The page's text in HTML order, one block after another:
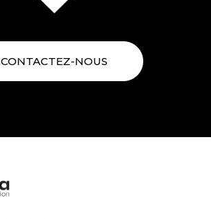
CONTACTEZ-NOUS